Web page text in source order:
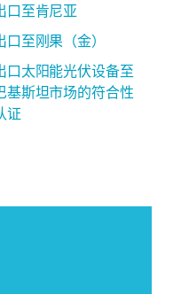
口至肯尼亚
口至刚果（金）
口太阳能光伏设备至
基斯坦市场的符合性
证